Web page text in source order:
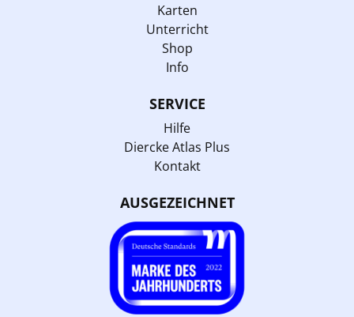
Karten
Unterricht
Shop
Info
SERVICE
Hilfe
Diercke Atlas Plus
Kontakt
AUSGEZEICHNET